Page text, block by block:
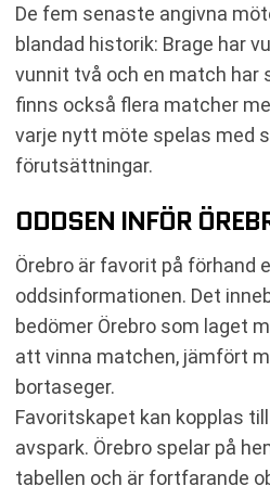
De fem senaste angivna
blandad historik: Brage har
vunnit två och en match har
finns också flera matcher
varje nytt möte spelas med
förutsättningar.
ODDSEN INFÖR
Örebro är favorit på förhand
oddsinformationen. Det
bedömer Örebro som laget
att vinna matchen, jämfört
bortaseger.
Favoritskapet kan kopplas
avspark. Örebro spelar på
tabellen och är fortfarande